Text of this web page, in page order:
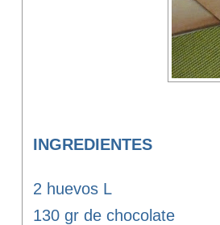
INGREDIENTES
2 huevos L
130 gr de chocolate